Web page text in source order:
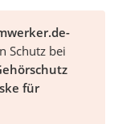
Schutz bei
für